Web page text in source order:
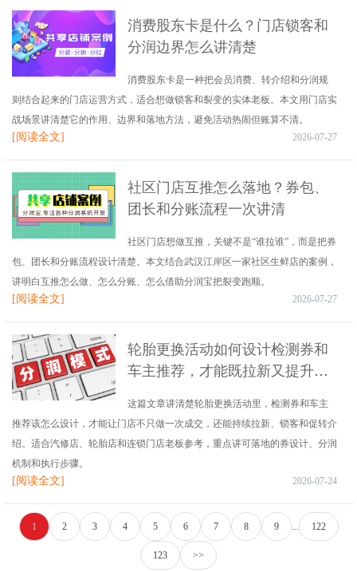
消费股东卡是什么？门店锁客和
分润边界怎么讲清楚
消费股东卡是一种把会员消费、转介绍和分润规
则结合起来的门店运营方式，适合想做锁客和裂变的实体老板。本文用门店实
战场景讲清楚它的作用、边界和落地方法，避免活动热闹但账算不清。
[阅读全文] 2026-07-27
社区门店互推怎么落地？券包、
团长和分账流程一次讲清
社区门店想做互推，关键不是“谁拉谁”，而是把券
包、团长和分账流程设计清楚。本文结合武汉江岸区一家社区生鲜店的案例，
讲明白互推怎么做、怎么分账、怎么借助分润宝把裂变跑顺。
[阅读全文] 2026-07-27
轮胎更换活动如何设计检测券和
车主推荐，才能既拉新又提升复
这篇文章讲清楚轮胎更换活动里，检测券和车主
推荐该怎么设计，才能让门店不只做一次成交，还能持续拉新、锁客和促转介
绍。适合汽修店、轮胎店和连锁门店老板参考，重点讲可落地的券设计、分润
机制和执行步骤。
[阅读全文] 2026-07-24
1 2 3 4 5 6 7 8 9 ... 122
123 >>